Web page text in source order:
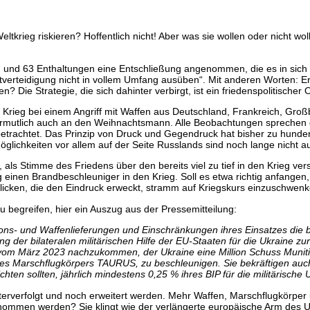
riskieren? Hoffentlich nicht! Aber was sie wollen oder nicht
63 Enthaltungen eine Entschließung angenommen, die es in
nicht in vollem Umfang ausüben“. Mit anderen Worten:
Die Strategie, die sich dahinter verbirgt, ist ein friedenspolitischer
bei einem Angriff mit Waffen aus Deutschland, Frankreich,
auch an den Weihnachtsmann. Alle Beobachtungen
Das Prinzip von Druck und Gegendruck hat bisher zu
vor allem auf der Seite Russlands sind noch lange nicht
Stimme des Friedens über den bereits viel zu tief in den Krieg
Brandbeschleuniger in den Krieg. Soll es etwa richtig
die den Eindruck erweckt, stramm auf Kriegskurs
begreifen, hier ein Auszug aus der Pressemitteilung:
und Waffenlieferungen und Einschränkungen ihres Einsatzes die
der bilateralen militärischen Hilfe der EU-Staaten für die Ukraine
März 2023 nachzukommen, der Ukraine eine Million Schuss
Marschflugkörpers TAURUS, zu beschleunigen. Sie bekräftigen
sollten, jährlich mindestens 0,25 % ihres BIP für die militärische
und noch erweitert werden. Mehr Waffen,
werden? Sie klingt wie der verlängerte europäische Arm des